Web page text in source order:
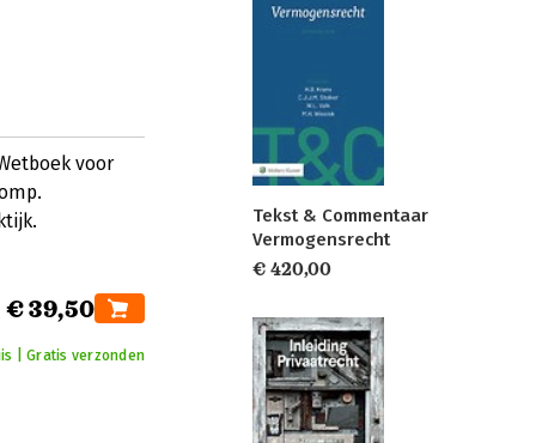
voor
€ 39,50
| Gratis verzonden
Tekst & Commentaar
Vermogensrecht
€ 420,00